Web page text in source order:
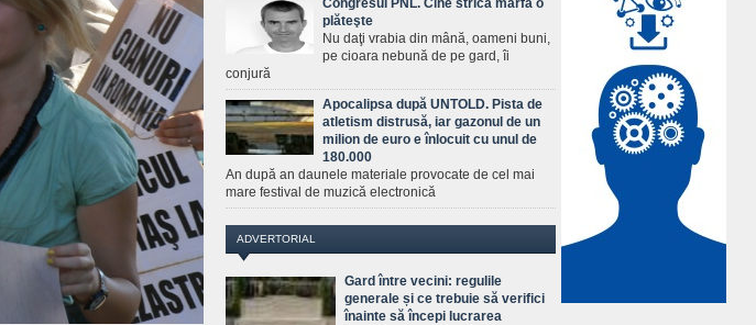
Congresul PNL. Cine strică marfa o
plăteşte
Nu daţi vrabia din mână, oameni buni,
pe cioara nebună de pe gard, îi
conjură
Apocalipsa după UNTOLD. Pista de
atletism distrusă, iar gazonul de un
milion de euro e înlocuit cu unul de
180.000
An după an daunele materiale provocate de cel mai
mare festival de muzică electronică
ADVERTORIAL
Gard între vecini: regulile
generale și ce trebuie să verifici
înainte să începi lucrarea